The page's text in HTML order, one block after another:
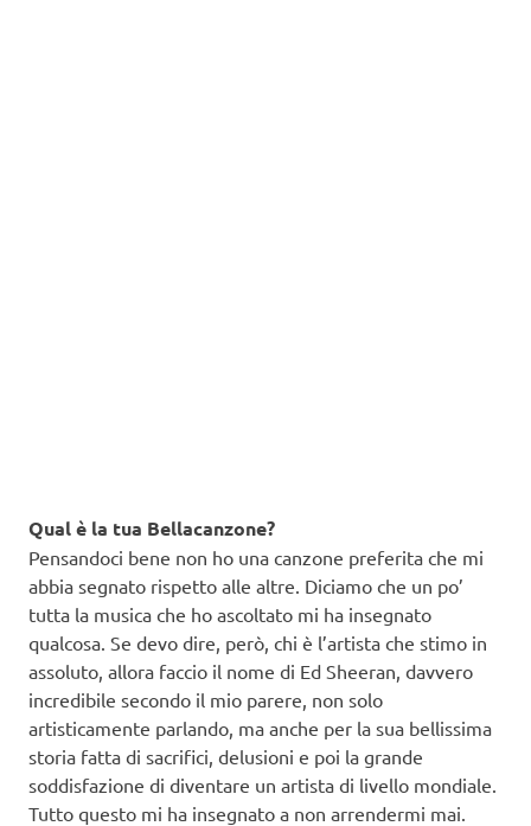
Qual è la tua Bellacanzone?
Pensandoci bene non ho una canzone preferita che mi
abbia segnato rispetto alle altre. Diciamo che un po’
tutta la musica che ho ascoltato mi ha insegnato
qualcosa. Se devo dire, però, chi è l’artista che stimo in
assoluto, allora faccio il nome di Ed Sheeran, davvero
incredibile secondo il mio parere, non solo
artisticamente parlando, ma anche per la sua bellissima
storia fatta di sacrifici, delusioni e poi la grande
soddisfazione di diventare un artista di livello mondiale.
Tutto questo mi ha insegnato a non arrendermi mai.